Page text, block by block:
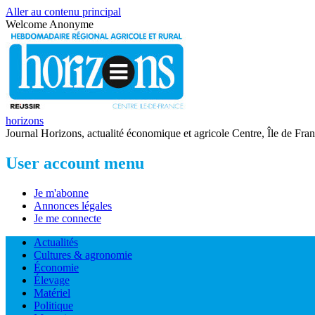
Aller au contenu principal
Welcome Anonyme
horizons
Journal Horizons, actualité économique et agricole Centre, Île de
User account menu
Je m'abonne
Annonces légales
Je me connecte
Actualités
Cultures & agronomie
Économie
Élevage
Matériel
Politique